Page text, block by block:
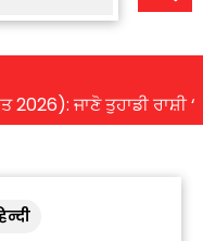
ਜਾਣੋ ਤੁਹਾਡੀ ਰਾਸ਼ੀ ‘ਤੇ